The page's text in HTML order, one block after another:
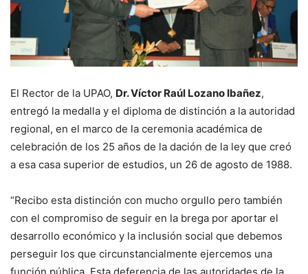
El Rector de la UPAO, Dr. Víctor Raúl Lozano Ibañez,
entregó la medalla y el diploma de distinción a la autoridad
regional, en el marco de la ceremonia académica de
celebración de los 25 años de la dación de la ley que creó
a esa casa superior de estudios, un 26 de agosto de 1988.
“Recibo esta distinción con mucho orgullo pero también
con el compromiso de seguir en la brega por aportar el
desarrollo económico y la inclusión social que debemos
perseguir los que circunstancialmente ejercemos una